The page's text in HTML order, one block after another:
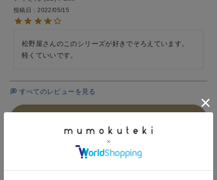
投稿日
2022/05/15
松野屋さんのこのシリーズが好きでそろえています。
軽くていいです。
すべてのレビューを見る
HISTORY
最近チェックした商品